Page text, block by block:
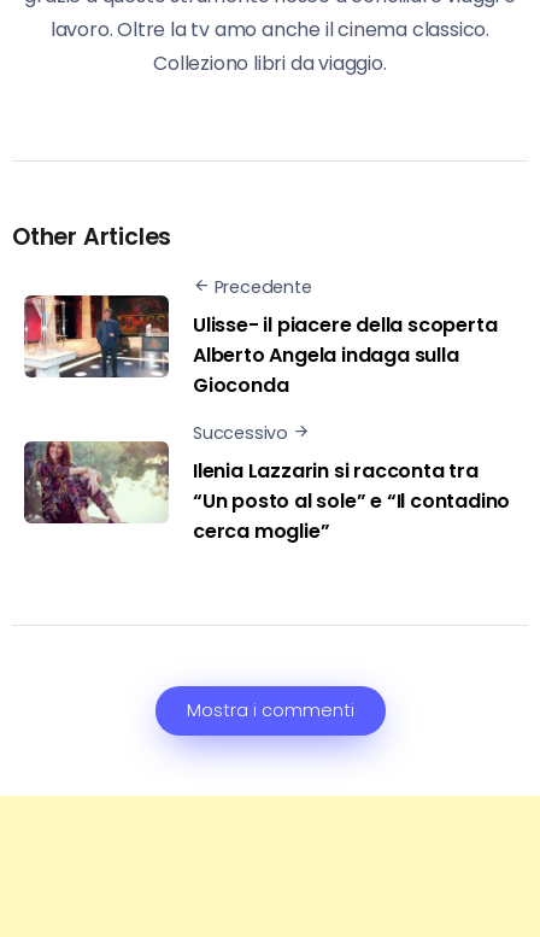
lavoro. Oltre la tv amo anche il cinema classico.
Colleziono libri da viaggio.
Other Articles
Precedente
Ulisse- il piacere della scoperta
Alberto Angela indaga sulla
Gioconda
Successivo
Ilenia Lazzarin si racconta tra
“Un posto al sole” e “Il contadino
cerca moglie”
Mostra i commenti